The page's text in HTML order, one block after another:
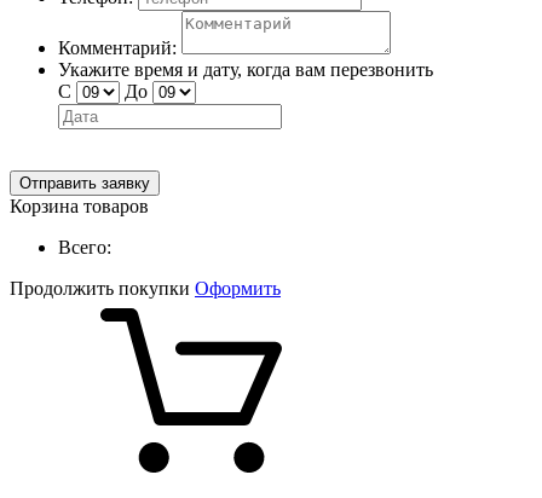
Комментарий:
Укажите время и дату, когда вам перезвонить
С
До
Отправить заявку
Корзина товаров
Всего:
Продолжить покупки Оформить